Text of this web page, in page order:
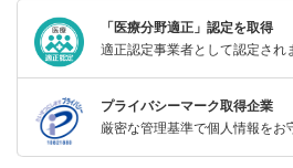
「医療分野適正」認定を取得
適正認定事業者として認定され
プライバシーマーク取得企業
厳密な管理基準で個人情報をお